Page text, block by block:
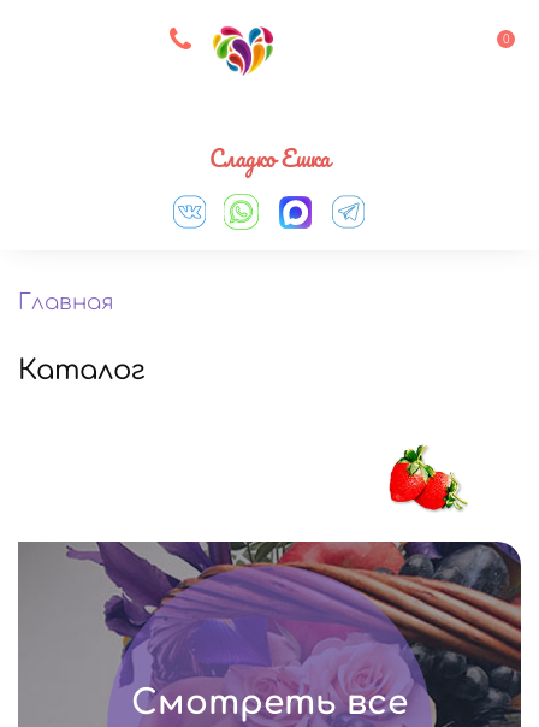
8 927 083 33 05 0
Сладко Ешка
Главная
Каталог
Смотреть все